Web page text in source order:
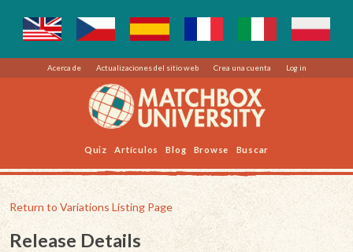
Acerca de Actualizaciones del sitio web Crea una cuenta Log in
Quiz Artículos Blog Browse Buscar
Return to Variations Listing Page
Release Details